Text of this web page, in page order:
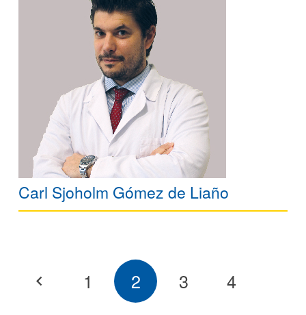
Carl Sjoholm Gómez de Liaño
1 2 3
4